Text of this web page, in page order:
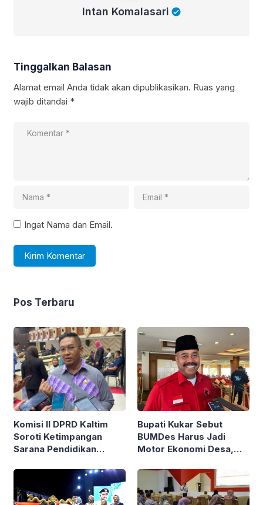
Intan Komalasari
Tinggalkan Balasan
Alamat email Anda tidak akan dipublikasikan. Ruas yang
wajib ditandai *
Ingat Nama dan Email.
Pos Terbaru
Komisi II DPRD Kaltim
Soroti Ketimpangan
Sarana Pendidikan
Bupati Kukar Sebut
BUMDes Harus Jadi
Motor Ekonomi Desa,
Formalitas